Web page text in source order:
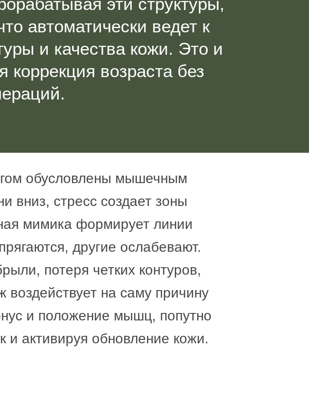
автоматически ведет к
и качества кожи. Это и
коррекция возраста без
обусловлены мышечным
вниз, стресс создает зоны
мимика формирует линии
другие ослабевают.
потеря четких контуров,
воздействует на саму причину
и положение мышц, попутно
активируя обновление кожи.